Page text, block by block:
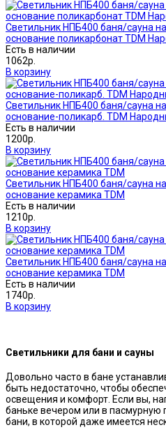
Светильник НПБ400 баня/сауна
основание поликарбонат TDM
Есть в наличии
1062р.
В корзину
Светильник НПБ400 баня/сауна
основание-поликарб. TDM
Есть в наличии
1200р.
В корзину
Светильник НПБ400 баня/сауна
основание керамика TDM
Есть в наличии
1210р.
В корзину
Светильник НПБ400 баня/сауна
основание керамика TDM
Есть в наличии
1740р.
В корзину
Светильники для бани и сауны
Довольно часто в бане
быть недостаточно, чтобы
освещения и комфорт. Если вы,
баньке вечером или в пасмурную
бани, в которой даже имеется